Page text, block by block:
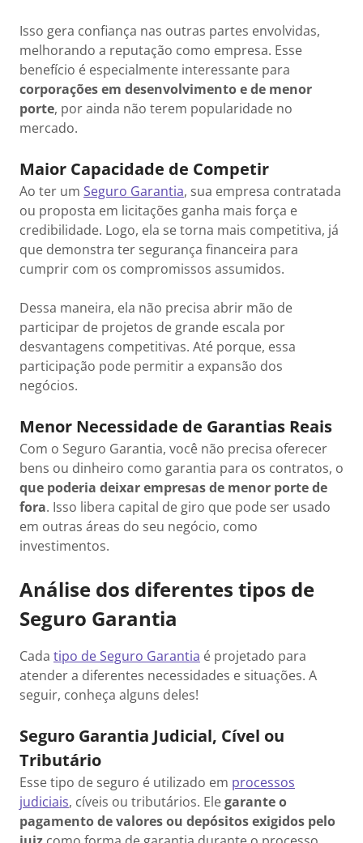
Isso gera confiança nas outras partes envolvidas,
melhorando a reputação como empresa. Esse
benefício é especialmente interessante para
corporações em desenvolvimento e de menor
porte, por ainda não terem popularidade no
mercado.
Maior Capacidade de Competir
Ao ter um Seguro Garantia, sua empresa contratada
ou proposta em licitações ganha mais força e
credibilidade. Logo, ela se torna mais competitiva, já
que demonstra ter segurança financeira para
cumprir com os compromissos assumidos.
Dessa maneira, ela não precisa abrir mão de
participar de projetos de grande escala por
desvantagens competitivas. Até porque, essa
participação pode permitir a expansão dos
negócios.
Menor Necessidade de Garantias Reais
Com o Seguro Garantia, você não precisa oferecer
bens ou dinheiro como garantia para os contratos, o
que poderia deixar empresas de menor porte de
fora. Isso libera capital de giro que pode ser usado
em outras áreas do seu negócio, como
investimentos.
Análise dos diferentes tipos de
Seguro Garantia
Cada tipo de Seguro Garantia é projetado para
atender a diferentes necessidades e situações. A
seguir, conheça alguns deles!
Seguro Garantia Judicial, Cível ou
Tributário
Esse tipo de seguro é utilizado em processos
judiciais, cíveis ou tributários. Elegarante o
pagamento de valores ou depósitos exigidos pelo